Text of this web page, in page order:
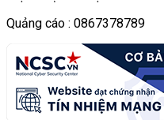
Quảng cáo : 0867378789